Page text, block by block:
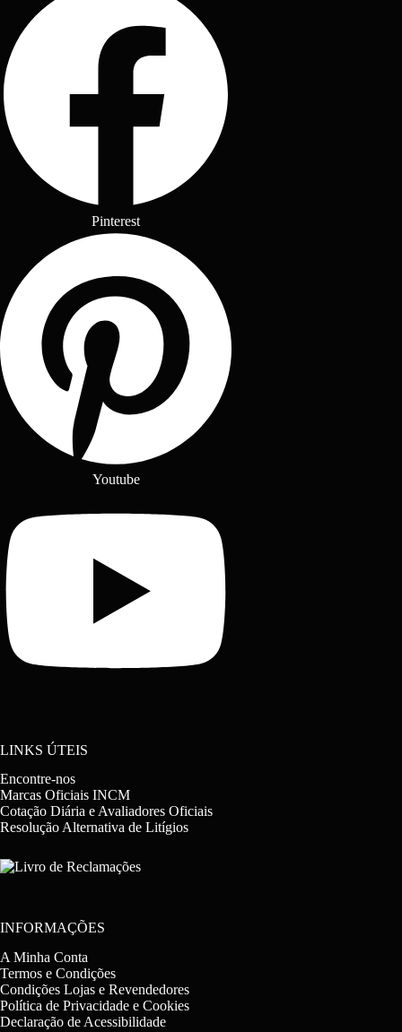
Pinterest
Youtube
LINKS ÚTEIS
Encontre-nos
Marcas Oficiais INCM
Cotação Diária e Avaliadores Oficiais
Resolução Alternativa de Litígios
INFORMAÇÕES
A Minha Conta
Termos e Condições
Condições Lojas e Revendedores
Política de Privacidade e Cookies
Declaração de Acessibilidade